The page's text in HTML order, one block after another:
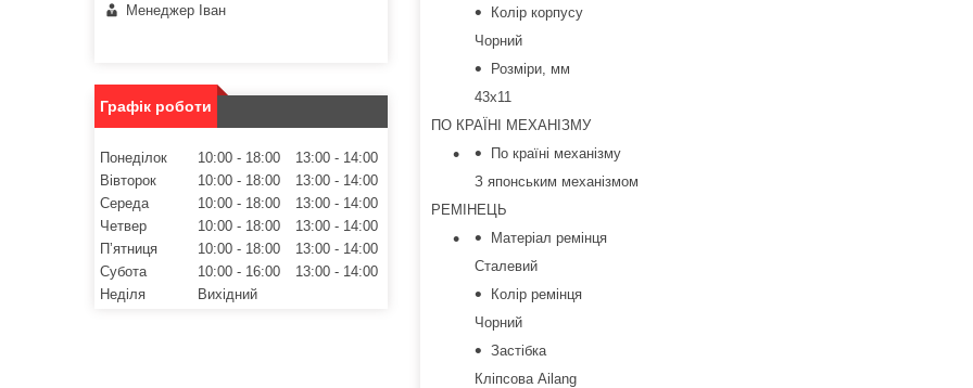
Колір корпусу
Чорний
Розміри, мм
43х11
ПО КРАЇНІ МЕХАНІЗМУ
По країні механізму
З японським механізмом
РЕМІНЕЦЬ
Матеріал ремінця
Сталевий
Колір ремінця
Чорний
Застібка
Кліпсова Ailang
Менеджер Іван
Графік роботи
Понеділок 10:00 18:00 13:00
14:00
Вівторок
10:00 18:00 13:00
14:00
Середа
10:00 18:00 13:00
14:00
Четвер
10:00 18:00 13:00
14:00
Пʼятниця
10:00 18:00 13:00
14:00
Субота
10:00 16:00 13:00
14:00
Неділя
Вихідний